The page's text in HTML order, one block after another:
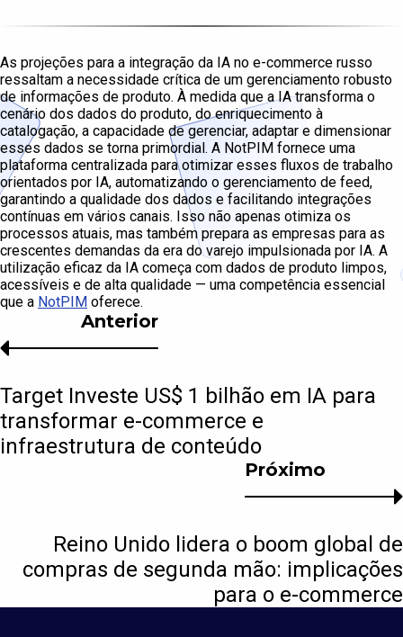
As projeções para a integração da IA no e-commerce russo
ressaltam a necessidade crítica de um gerenciamento robusto
de informações de produto. À medida que a IA transforma o
cenário dos dados do produto, do enriquecimento à
catalogação, a capacidade de gerenciar, adaptar e dimensionar
esses dados se torna primordial. A NotPIM fornece uma
plataforma centralizada para otimizar esses fluxos de trabalho
orientados por IA, automatizando o gerenciamento de feed,
garantindo a qualidade dos dados e facilitando integrações
contínuas em vários canais. Isso não apenas otimiza os
processos atuais, mas também prepara as empresas para as
crescentes demandas da era do varejo impulsionada por IA. A
utilização eficaz da IA começa com dados de produto limpos,
acessíveis e de alta qualidade — uma competência essencial
que a NotPIM oferece.
Próximo
Reino Unido lidera o boom global de
compras de segunda mão: implicações
para o e-commerce
Anterior
Target Investe US$ 1 bilhão em IA para
transformar e-commerce e
infraestrutura de conteúdo